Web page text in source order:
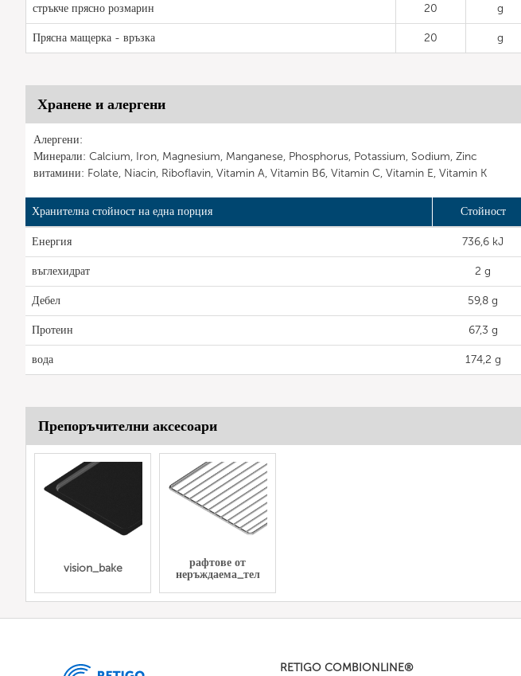
стръкче прясно розмарин 20 g
Прясна мащерка - връзка 20 g
Хранене и алергени
Алергени:
Минерали: Calcium, Iron, Magnesium, Manganese, Phosphorus, Potassium, Sodium, Zinc
витамини: Folate, Niacin, Riboflavin, Vitamin A, Vitamin B6, Vitamin C, Vitamin E, Vitamin K
Хранителна стойност на една порция Стойност
Енергия 736,6 kJ
въглехидрат 2 g
Дебел 59,8 g
Протеин 67,3 g
вода 174,2 g
Препоръчителни аксесоари
vision_bake
рафтове от
неръждаема_тел
RETIGO COMBIONLINE®